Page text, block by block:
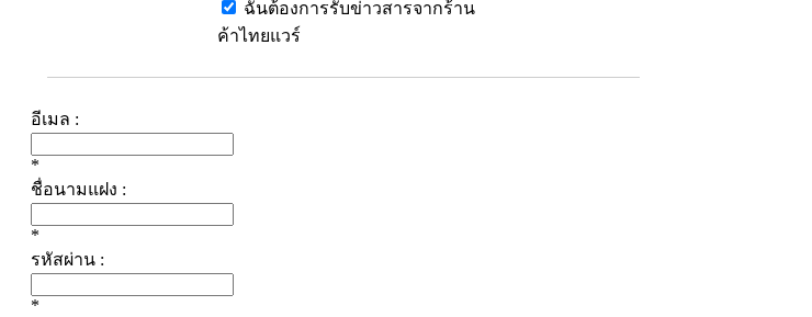
ฉันต้องการรับข่าวสารจากร้าน
ค้าไทยแวร์
อีเมล :
*
ชื่อนามแฝง :
*
รหัสผ่าน :
*